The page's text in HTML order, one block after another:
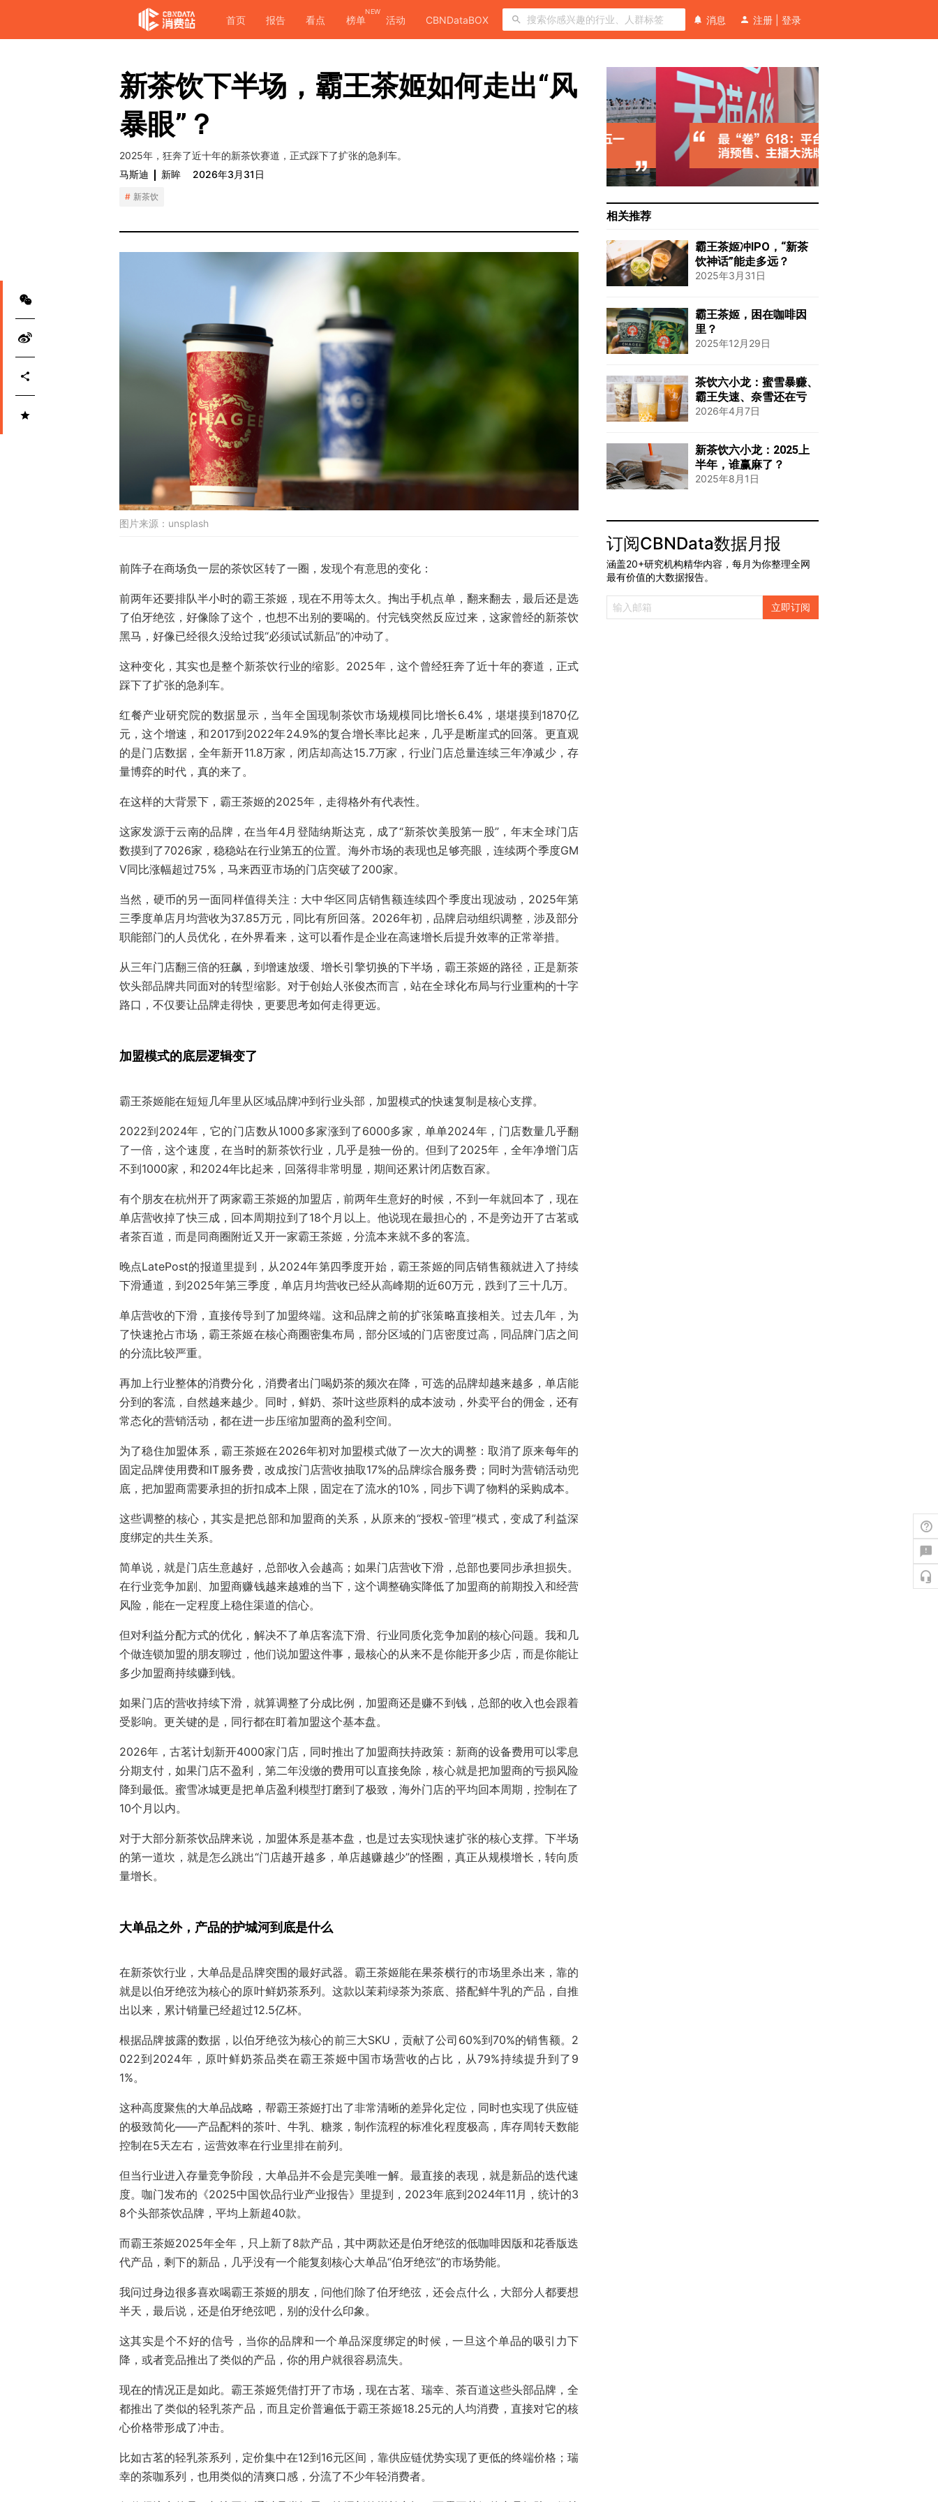
首页 报告 看点 榜单
NEW
活动 CBNDataBOX 消息 注册 登录
新茶饮下半场，霸王茶姬如何走出“风
暴眼”？
2025年，狂奔了近十年的新茶饮赛道，正式踩下了扩张的急刹车。
马斯迪
新眸 2026年3月31日
新茶饮
图片来源： unsplash
前阵子在商场负一层的茶饮区转了一圈，发现个有意思的变化：
前两年还要排队半小时的霸王茶姬，现在不用等太久。掏出手机点单，翻来翻去，最后还是选
了伯牙绝弦，好像除了这个，也想不出别的要喝的。付完钱突然反应过来，这家曾经的新茶饮
黑马，好像已经很久没给过我“必须试试新品”的冲动了。
这种变化，其实也是整个新茶饮行业的缩影。2025年，这个曾经狂奔了近十年的赛道，正式
踩下了扩张的急刹车。
红餐产业研究院的数据显示，当年全国现制茶饮市场规模同比增长6.4%，堪堪摸到1870亿
元，这个增速，和2017到2022年24.9%的复合增长率比起来，几乎是断崖式的回落。更直观
的是门店数据，全年新开11.8万家，闭店却高达15.7万家，行业门店总量连续三年净减少，存
量博弈的时代，真的来了。
在这样的大背景下，霸王茶姬的2025年，走得格外有代表性。
这家发源于云南的品牌，在当年4月登陆纳斯达克，成了“新茶饮美股第一股”，年末全球门店
数摸到了7026家，稳稳站在行业第五的位置。海外市场的表现也足够亮眼，连续两个季度GM
V同比涨幅超过75%，马来西亚市场的门店突破了200家。
当然，硬币的另一面同样值得关注：大中华区同店销售额连续四个季度出现波动，2025年第
三季度单店月均营收为37.85万元，同比有所回落。2026年初，品牌启动组织调整，涉及部分
职能部门的人员优化，在外界看来，这可以看作是企业在高速增长后提升效率的正常举措。
从三年门店翻三倍的狂飙，到增速放缓、增长引擎切换的下半场，霸王茶姬的路径，正是新茶
饮头部品牌共同面对的转型缩影。对于创始人张俊杰而言，站在全球化布局与行业重构的十字
路口，不仅要让品牌走得快，更要思考如何走得更远。
加盟模式的底层逻辑变了
霸王茶姬能在短短几年里从区域品牌冲到行业头部，加盟模式的快速复制是核心支撑。
2022到2024年，它的门店数从1000多家涨到了6000多家，单单2024年，门店数量几乎翻
了一倍，这个速度，在当时的新茶饮行业，几乎是独一份的。但到了2025年，全年净增门店
不到1000家，和2024年比起来，回落得非常明显，期间还累计闭店数百家。
有个朋友在杭州开了两家霸王茶姬的加盟店，前两年生意好的时候，不到一年就回本了，现在
单店营收掉了快三成，回本周期拉到了18个月以上。他说现在最担心的，不是旁边开了古茗或
者茶百道，而是同商圈附近又开一家霸王茶姬，分流本来就不多的客流。
晚点LatePost的报道里提到，从2024年第四季度开始，霸王茶姬的同店销售额就进入了持续
下滑通道，到2025年第三季度，单店月均营收已经从高峰期的近60万元，跌到了三十几万。
单店营收的下滑，直接传导到了加盟终端。这和品牌之前的扩张策略直接相关。过去几年，为
了快速抢占市场，霸王茶姬在核心商圈密集布局，部分区域的门店密度过高，同品牌门店之间
的分流比较严重。
再加上行业整体的消费分化，消费者出门喝奶茶的频次在降，可选的品牌却越来越多，单店能
分到的客流，自然越来越少。同时，鲜奶、茶叶这些原料的成本波动，外卖平台的佣金，还有
常态化的营销活动，都在进一步压缩加盟商的盈利空间。
为了稳住加盟体系，霸王茶姬在2026年初对加盟模式做了一次大的调整：取消了原来每年的
固定品牌使用费和IT服务费，改成按门店营收抽取17%的品牌综合服务费；同时为营销活动兜
底，把加盟商需要承担的折扣成本上限，固定在了流水的10%，同步下调了物料的采购成本。
这些调整的核心，其实是把总部和加盟商的关系，从原来的“授权-管理”模式，变成了利益深
度绑定的共生关系。
简单说，就是门店生意越好，总部收入会越高；如果门店营收下滑，总部也要同步承担损失。
在行业竞争加剧、加盟商赚钱越来越难的当下，这个调整确实降低了加盟商的前期投入和经营
风险，能在一定程度上稳住渠道的信心。
但对利益分配方式的优化，解决不了单店客流下滑、行业同质化竞争加剧的核心问题。我和几
个做连锁加盟的朋友聊过，他们说加盟这件事，最核心的从来不是你能开多少店，而是你能让
多少加盟商持续赚到钱。
如果门店的营收持续下滑，就算调整了分成比例，加盟商还是赚不到钱，总部的收入也会跟着
受影响。更关键的是，同行都在盯着加盟这个基本盘。
2026年，古茗计划新开4000家门店，同时推出了加盟商扶持政策：新商的设备费用可以零息
分期支付，如果门店不盈利，第二年没缴的费用可以直接免除，核心就是把加盟商的亏损风险
降到最低。蜜雪冰城更是把单店盈利模型打磨到了极致，海外门店的平均回本周期，控制在了
10个月以内。
对于大部分新茶饮品牌来说，加盟体系是基本盘，也是过去实现快速扩张的核心支撑。下半场
的第一道坎，就是怎么跳出“门店越开越多，单店越赚越少”的怪圈，真正从规模增长，转向质
量增长。
大单品之外，产品的护城河到底是什么
在新茶饮行业，大单品是品牌突围的最好武器。霸王茶姬能在果茶横行的市场里杀出来，靠的
就是以伯牙绝弦为核心的原叶鲜奶茶系列。这款以茉莉绿茶为茶底、搭配鲜牛乳的产品，自推
出以来，累计销量已经超过12.5亿杯。
根据品牌披露的数据，以伯牙绝弦为核心的前三大SKU，贡献了公司60%到70%的销售额。2
022到2024年，原叶鲜奶茶品类在霸王茶姬中国市场营收的占比，从79%持续提升到了9
1%。
这种高度聚焦的大单品战略，帮霸王茶姬打出了非常清晰的差异化定位，同时也实现了供应链
的极致简化——产品配料的茶叶、牛乳、糖浆，制作流程的标准化程度极高，库存周转天数能
控制在5天左右，运营效率在行业里排在前列。
但当行业进入存量竞争阶段，大单品并不会是完美唯一解。最直接的表现，就是新品的迭代速
度。咖门发布的《2025中国饮品行业产业报告》里提到，2023年底到2024年11月，统计的3
8个头部茶饮品牌，平均上新超40款。
而霸王茶姬2025年全年，只上新了8款产品，其中两款还是伯牙绝弦的低咖啡因版和花香版迭
代产品，剩下的新品，几乎没有一个能复刻核心大单品“伯牙绝弦”的市场势能。
我问过身边很多喜欢喝霸王茶姬的朋友，问他们除了伯牙绝弦，还会点什么，大部分人都要想
半天，最后说，还是伯牙绝弦吧，别的没什么印象。
这其实是个不好的信号，当你的品牌和一个单品深度绑定的时候，一旦这个单品的吸引力下
降，或者竞品推出了类似的产品，你的用户就很容易流失。
现在的情况正是如此。霸王茶姬凭借打开了市场，现在古茗、瑞幸、茶百道这些头部品牌，全
都推出了类似的轻乳茶产品，而且定价普遍低于霸王茶姬18.25元的人均消费，直接对它的核
心价格带形成了冲击。
比如古茗的轻乳茶系列，定价集中在12到16元区间，靠供应链优势实现了更低的终端价格；瑞
幸的茶咖系列，也用类似的清爽口感，分流了不少年轻消费者。
相关推荐
霸王茶姬冲IPO，“新茶
饮神话”能走多远？
2025年3月31日
霸王茶姬，困在咖啡因
里？
2025年12月29日
茶饮六小龙：蜜雪暴赚、
霸王失速、奈雪还在亏
2026年4月7日
新茶饮六小龙：2025上
半年，谁赢麻了？
2025年8月1日
订阅CBNData数据月报
涵盖20+研究机构精华内容，每月为你整理全网
最有价值的大数据报告。
立即订阅